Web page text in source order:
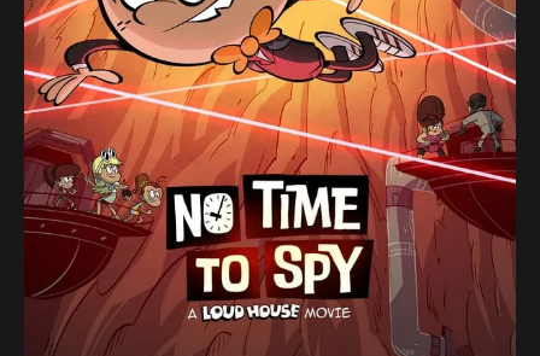
Kino
Popularno
Nasumično